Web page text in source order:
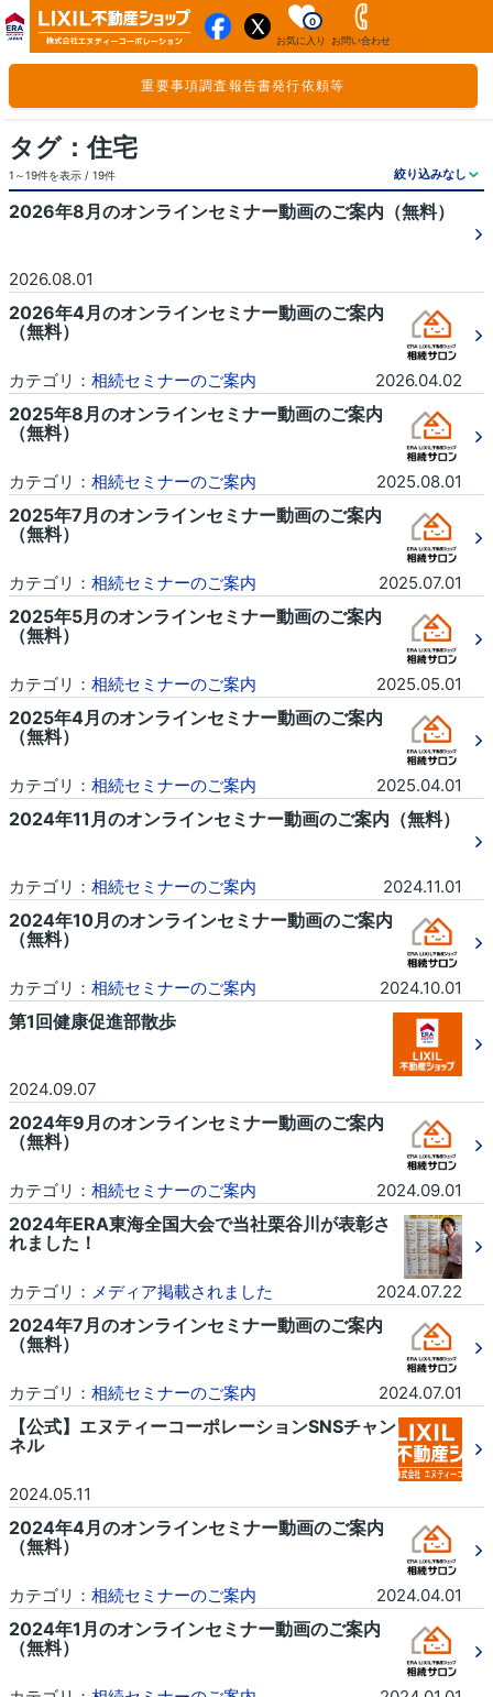
お気に入り
0
お問い合わせ
重要事項調査報告書発行依頼等
タグ：住宅
1～19件を表示 / 19件
2026年8月のオンラインセミナー動画のご案内（無料）
2026.08.01
2026年4月のオンラインセミナー動画のご案内
（無料）
カテゴリ： 相続セミナーのご案内 2026.04.02
2025年8月のオンラインセミナー動画のご案内
（無料）
カテゴリ： 相続セミナーのご案内 2025.08.01
2025年7月のオンラインセミナー動画のご案内
（無料）
カテゴリ： 相続セミナーのご案内 2025.07.01
2025年5月のオンラインセミナー動画のご案内
（無料）
カテゴリ： 相続セミナーのご案内 2025.05.01
2025年4月のオンラインセミナー動画のご案内
（無料）
カテゴリ： 相続セミナーのご案内 2025.04.01
2024年11月のオンラインセミナー動画のご案内（無料）
カテゴリ： 相続セミナーのご案内 2024.11.01
2024年10月のオンラインセミナー動画のご案内
（無料）
カテゴリ： 相続セミナーのご案内 2024.10.01
第1回健康促進部散歩
2024.09.07
2024年9月のオンラインセミナー動画のご案内
（無料）
カテゴリ： 相続セミナーのご案内 2024.09.01
2024年ERA東海全国大会で当社栗谷川が表彰さ
れました！
カテゴリ： メディア掲載されました 2024.07.22
2024年7月のオンラインセミナー動画のご案内
（無料）
カテゴリ： 相続セミナーのご案内 2024.07.01
【公式】エヌティーコーポレーションSNSチャン
ネル
2024.05.11
2024年4月のオンラインセミナー動画のご案内
（無料）
カテゴリ： 相続セミナーのご案内 2024.04.01
2024年1月のオンラインセミナー動画のご案内
（無料）